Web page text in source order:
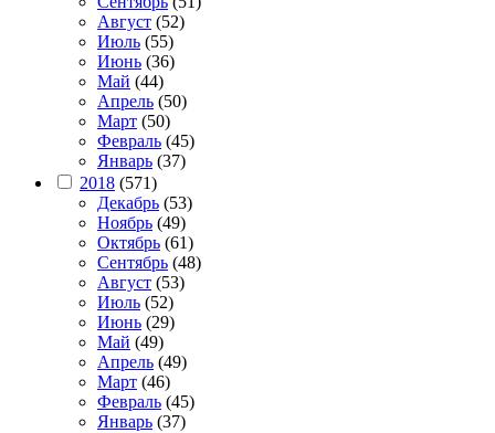
Август (52)
Июль (55)
Июнь (36)
Май (44)
Апрель (50)
Март (50)
Февраль (45)
Январь (37)
2018 (571)
Декабрь (53)
Ноябрь (49)
Октябрь (61)
Сентябрь (48)
Август (53)
Июль (52)
Июнь (29)
Май (49)
Апрель (49)
Март (46)
Февраль (45)
Январь (37)